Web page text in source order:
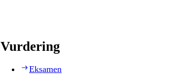
Vurdering
Eksamen